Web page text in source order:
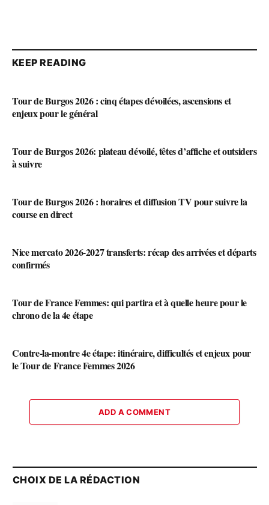
KEEP READING
Tour de Burgos 2026 : cinq étapes dévoilées, ascensions et
enjeux pour le général
Tour de Burgos 2026: plateau dévoilé, têtes d’affiche et outsiders
à suivre
Tour de Burgos 2026 : horaires et diffusion TV pour suivre la
course en direct
Nice mercato 2026-2027 transferts: récap des arrivées et départs
confirmés
Tour de France Femmes: qui partira et à quelle heure pour le
chrono de la 4e étape
Contre-la-montre 4e étape: itinéraire, difficultés et enjeux pour
le Tour de France Femmes 2026
ADD A COMMENT
CHOIX DE LA RÉDACTION